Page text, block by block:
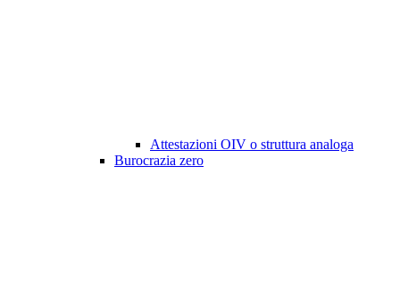
Attestazioni OIV o struttura analoga
Burocrazia zero